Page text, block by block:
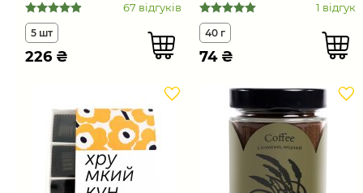
67 відгуків
5 шт
226 ₴
1 відгук
40 г
74₴